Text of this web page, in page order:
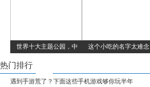
世界十大主题公园，中 这个小吃的名字太难念
热门排行
遇到手游荒了？下面这些手机游戏够你玩半年